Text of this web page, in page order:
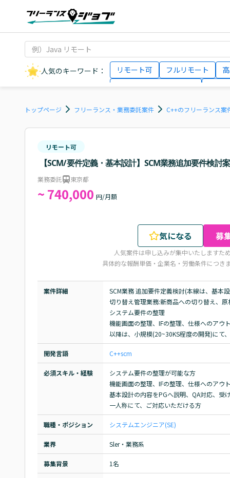
人気のキーワード： リモート可 フルリモート
AIエンジニア
トップページ フリーランス・業務委託案件 C++のフリーランス案
リモート可
【SCM/要件定義・基本設計】SCM業務追加要件検討
業務委託 東京都
~ 740,000 円/月額
気になる 募
人気案件は申し込みが集中いたしますた
具体的な報酬単価・企業名・労働条件につき
案件詳細
SCM業務 追加要件定義検討(本線は、基本
切り替え管理業務:新商品への切り替え、
システム要件の整理
機能画面の整理、IFの整理、仕様へのアウ
以降は、小規模(20~30KS程度の開発)にて
開発言語 C++scm
必須スキル・経験
システム要件の整理が可能な方
機能画面の整理、IFの整理、仕様へのアウ
基本設計の内容をPGへ説明、QA対応、受
一人称にて、ご対応いただける方
職種・ポジション システムエンジニア(SE)
業界 Sler・業務系
募集背景 1名